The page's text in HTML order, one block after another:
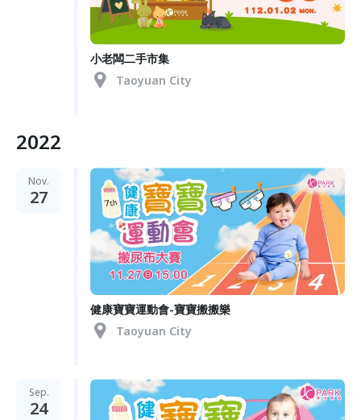
小老闆二手市集
Taoyuan City
2022
Nov.
27
健康寶寶運動會-寶寶搬搬樂
Taoyuan City
Sep.
24